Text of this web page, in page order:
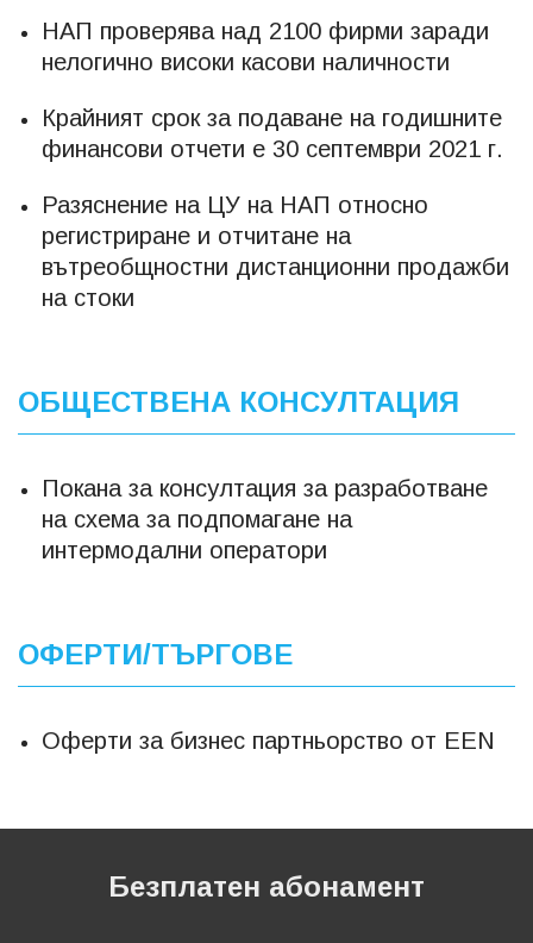
НАП проверява над 2100 фирми заради
нелогично високи касови наличности
Крайният срок за подаване на годишните
финансови отчети е 30 септември 2021 г.
Разяснение на ЦУ на НАП относно
регистриране и отчитане на
вътреобщностни дистанционни продажби
на стоки
ОБЩЕСТВЕНА КОНСУЛТАЦИЯ
Покана за консултация за разработване
на схема за подпомагане на
интермодални оператори
ОФЕРТИ/ТЪРГОВЕ
Оферти за бизнес партньорство от ЕЕN
Безплатен абонамент